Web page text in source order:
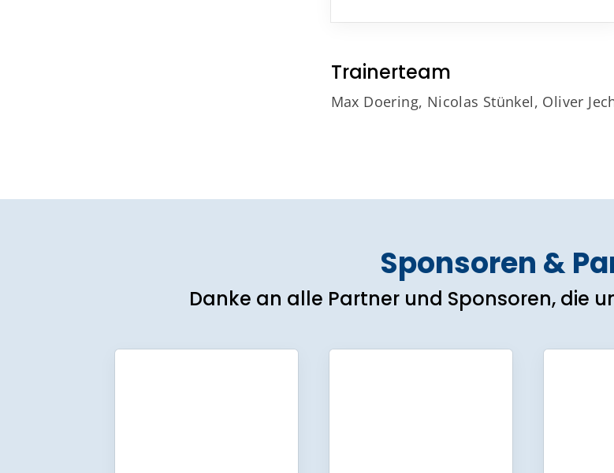
Trainerteam
Max Doering, Nicolas Stünkel, Oliver
Sponsoren &
Danke an alle Partner und Sponsoren, die